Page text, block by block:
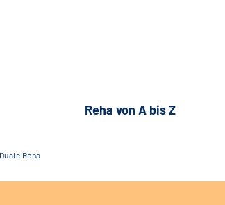
Reha von A bis Z
Duale Reha